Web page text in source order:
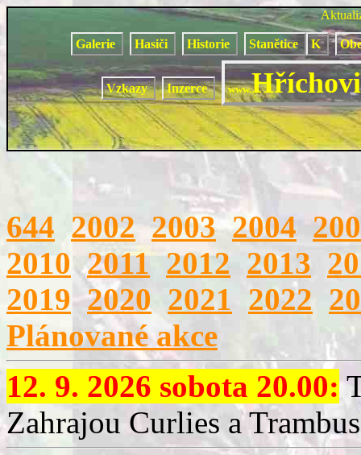
Galerie Hasiči Historie Stanětice K
Vzkazy Inzerce www.
644 2002 2003 2004
2010 2011 2012 2013
2019 2020 2021 2022
Plánované akce
12. 9. 2026 sobota 20.00:
Zahrajou Curlies a